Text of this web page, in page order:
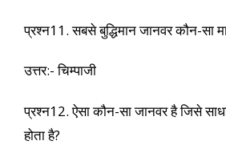
प्रश्न11. सबसे बुद्धिमान जानवर कौन-सा
उत्तर:- चिम्पाजी
प्रश्न12. ऐसा कौन-सा जानवर है जिसे
होता है?